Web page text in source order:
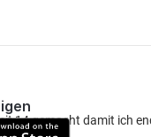
14 gemacht damit ich